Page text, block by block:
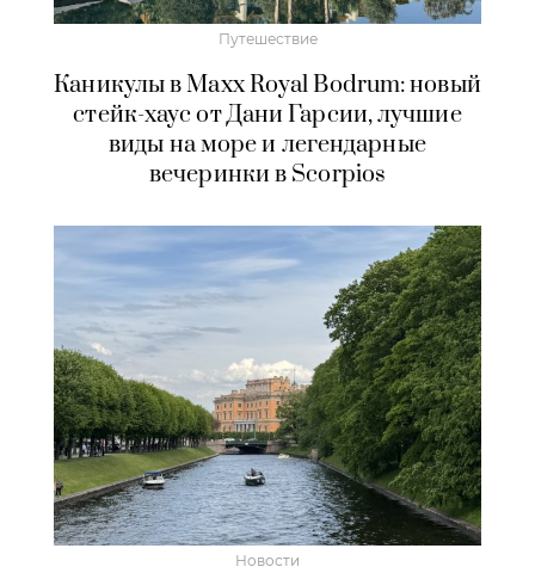
Путешествие
Каникулы в Maxx Royal Bodrum: новый
стейк-хаус от Дани Гарсии, лучшие
виды на море и легендарные
вечеринки в Scorpios
Новости